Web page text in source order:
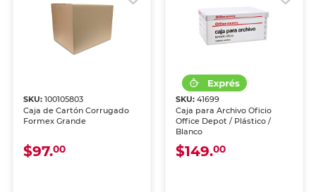
SKU:100105803
Caja de Cartón Corrugado
Formex Grande
$97.00
SKU: 41699
Caja para Archivo Oficio
Office Depot / Plástico /
Blanco
$149.00